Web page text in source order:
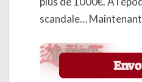
scandale…